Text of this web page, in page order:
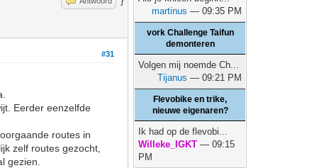
#31
Eerder eenzelfde
routes in
zelf routes gezocht,
gezien.
martinus — 09:35 PM
vork Challenge Taifun
demonteren
Volgen mij noemde Ch...
Tijanus — 09:21 PM
Flevobike en trike,
nieuwe eigenaren?
Ik had op de flevobi...
Willeke_IGKT — 09:15
PM